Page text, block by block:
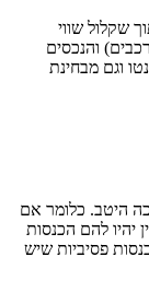
שקלול שווי
והנכסים
וגם מבחינת
היטב. כלומר אם
יהיו להם הכנסות
פסיביות שיש